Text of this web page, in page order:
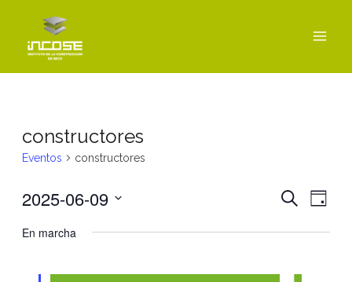
contenido
constructores
Eventos constructores
y
BUSCAR
DÍA
2025-06-09
fecha.
En marcha